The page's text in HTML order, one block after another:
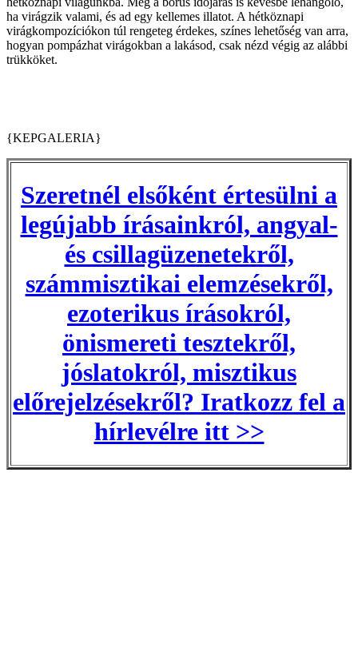
ha virágzik valami, és ad egy kellemes illatot. A hétköznapi
virágkompozíciókon túl rengeteg érdekes, színes lehetőség van arra,
hogyan pompázhat virágokban a lakásod, csak nézd végig az alábbi
trükköket.
{KEPGALERIA}
Szeretnél elsőként értesülni a
legújabb írásainkról, angyal-
és csillagüzenetekről,
számmisztikai elemzésekről,
ezoterikus írásokról,
önismereti tesztekről,
jóslatokról, misztikus
előrejelzésekről? Iratkozz fel a
hírlevélre itt >>